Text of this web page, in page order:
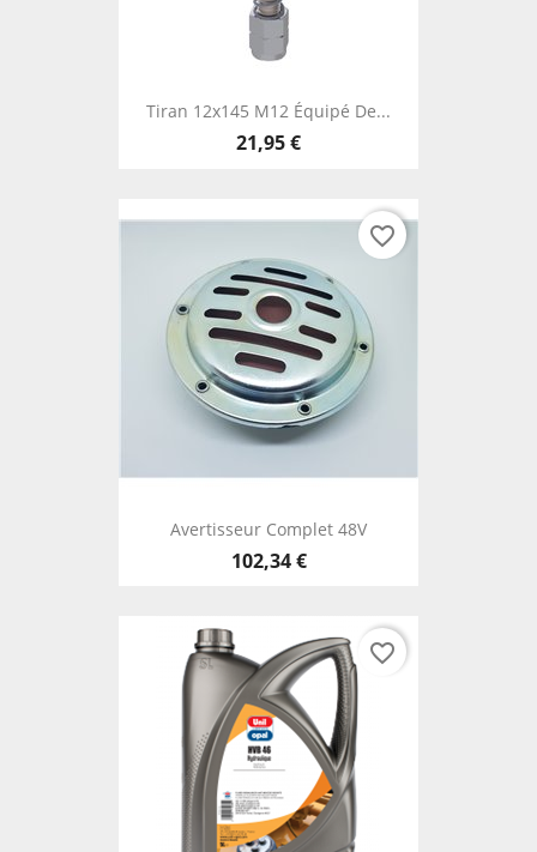
Tiran 12x145 M12 Équipé De...
21,95 €
Avertisseur Complet 48V
102,34 €
favorite_border
favorite_border